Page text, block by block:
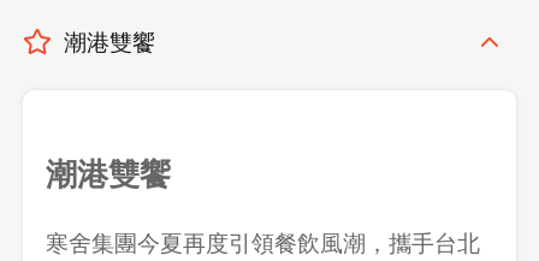
潮港雙饗
潮港雙饗
寒舍集團今夏再度引領餐飲風潮，攜手台北